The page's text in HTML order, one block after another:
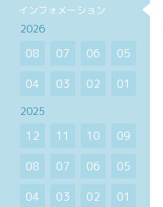
インフォメーション
2026
08 07 06
05
04
03 02 01
2025
12 11 10
09
08
07 06
05
04
03 02 01